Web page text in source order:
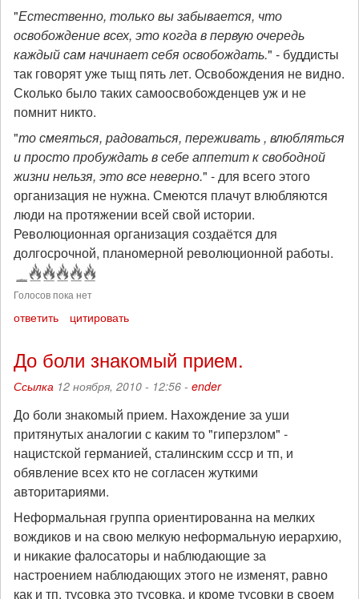
"Естественно, только вы забывается, что
освобождение всех, это когда в первую очередь
каждый сам начинает себя освобождать." - буддисты
так говорят уже тыщ пять лет. Освобождения не видно.
Сколько было таких самоосвобожденцев уж и не
помнит никто.
"то смеяться, радоваться, переживать , влюбляться
и просто пробуждать в себе аппетит к свободной
жизни нельзя, это все неверно." - для всего этого
организация не нужна. Смеются плачут влюбляются
люди на протяжении всей свой истории.
Революционная организация создаётся для
долгосрочной, планомерной революционной работы.
Голосов пока нет
ответить цитировать
До боли знакомый прием.
Ссылка 12 ноября, 2010 - 12:56 - ender
До боли знакомый прием. Нахождение за уши
притянутых аналогии с каким то "гиперзлом" -
нацистской германией, сталинским ссср и тп, и
обявление всех кто не согласен жуткими
авторитариями.
Неформальная группа ориентированна на мелких
вождиков и на свою мелкую неформальную иерархию,
и никакие фалосаторы и наблюдающие за
настроением наблюдающих этого не изменят, равно
как и тп, тусовка это тусовка, и кроме тусовки в своем